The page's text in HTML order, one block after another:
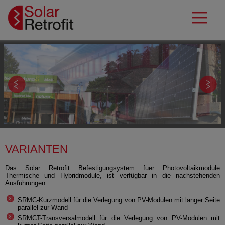
VARIANTEN
Das Solar Retrofit Befestigungsystem fuer Photovoltaikmodule
Thermische und Hybridmodule, ist verfügbar in die nachstehenden
Ausführungen:
SRMC-Kurzmodell für die Verlegung von PV-Modulen mit langer Seite
parallel zur Wand
SRMCT-Transversalmodell für die Verlegung von PV-Modulen mit